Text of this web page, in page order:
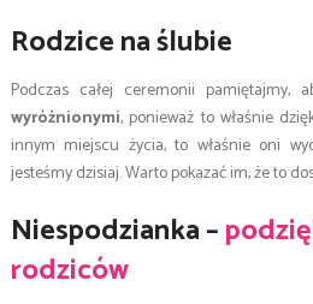
Rodzice na ślubie
Podczas całej ceremonii pamiętajmy,
wyróżnionymi, ponieważ to właśnie
innym miejscu życia, to właśnie oni
jesteśmy dzisiaj. Warto pokazać im, że to
Niespodzianka –
rodziców